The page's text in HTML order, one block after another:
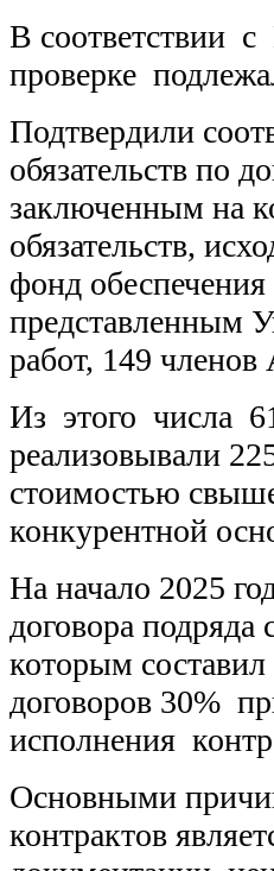
В соответствии
проверке
Подтвердили
обязательств по
заключенным на
обязательств,
фонд обеспечения
представленным
работ, 149
Из этого числа
реализовывали
стоимостью
конкурентной
На начало 2025
договора подряда
которым
договоров 30%
исполнения
Основными
контрактов